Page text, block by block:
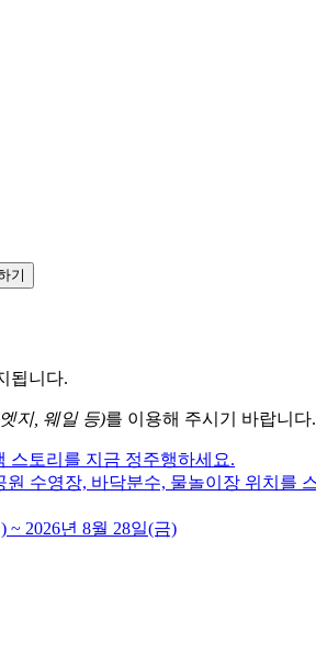
기
됩니다.
지, 웨일 등)를 이용해 주시기 바랍니다.